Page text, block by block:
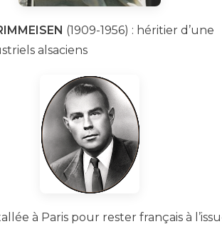
(1909-1956) : héritier d’une
alsaciens
à Paris pour rester français à